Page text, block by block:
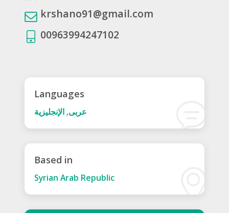
krshano91@gmail.com
00963994247102
Languages
عربى, الإنجليزية
Based in
Syrian Arab Republic